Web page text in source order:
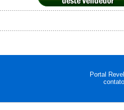
Portal